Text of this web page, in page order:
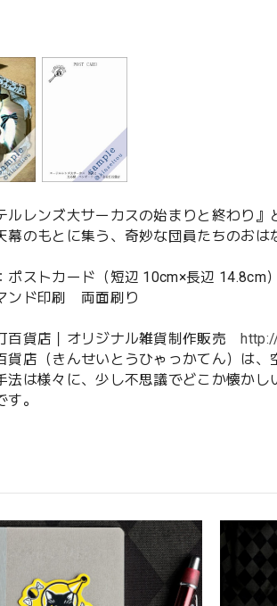
ルレンズ大サーカスの始まりと終わり
幕のもとに集う、奇妙な団員たちのおは
ポストカード（短辺 10cm×長辺 14.8cm）
ンド印刷 両面刷り
百貨店｜オリジナル雑貨制作販売
貨店（きんせいとうひゃっかてん）は、
法は様々に、少し不思議でどこか懐か
。